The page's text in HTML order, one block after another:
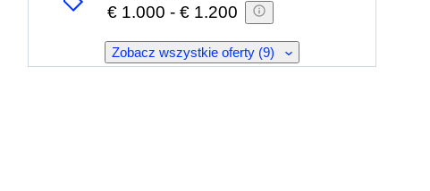
€ 1.000 - € 1.200
Zobacz wszystkie oferty (9)